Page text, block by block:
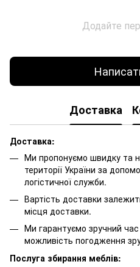
Додайте
Доставка
Доставка:
Ми пропонуємо швидку та
території України за
логістичної служби.
Вартість доставки
місця доставки.
Ми гарантуємо зручний
можливість погодження
Послуга збирання меблів: